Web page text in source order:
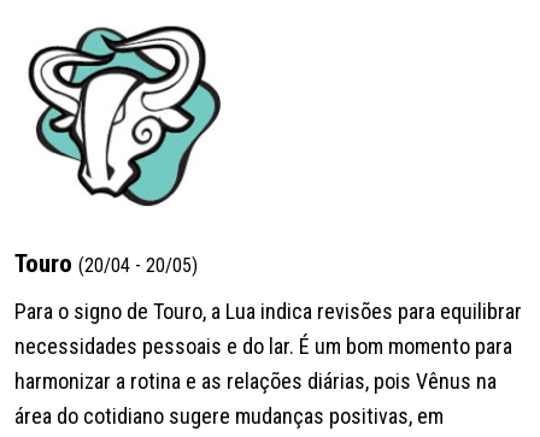
Touro (20/04 - 20/05)
Para o signo de Touro, a Lua indica revisões para equilibrar
necessidades pessoais e do lar. É um bom momento para
harmonizar a rotina e as relações diárias, pois Vênus na
área do cotidiano sugere mudanças positivas, em